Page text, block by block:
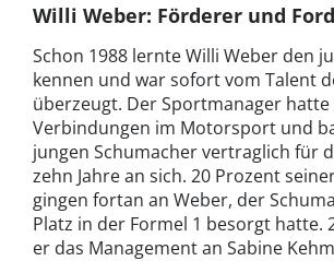
Willi Weber: Förderer und
Schon 1988 lernte Willi Weber den
kennen und war sofort vom Talent
überzeugt. Der Sportmanager hatte
Verbindungen im Motorsport und
jungen Schumacher vertraglich für
zehn Jahre an sich. 20 Prozent
gingen fortan an Weber, der
Platz in der Formel 1 besorgt hatte.
er das Management an Sabine